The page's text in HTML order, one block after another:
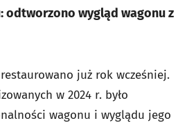
odtworzono wygląd wagonu z
już rok wcześniej.
w 2024 r. było
wagonu i wyglądu jego